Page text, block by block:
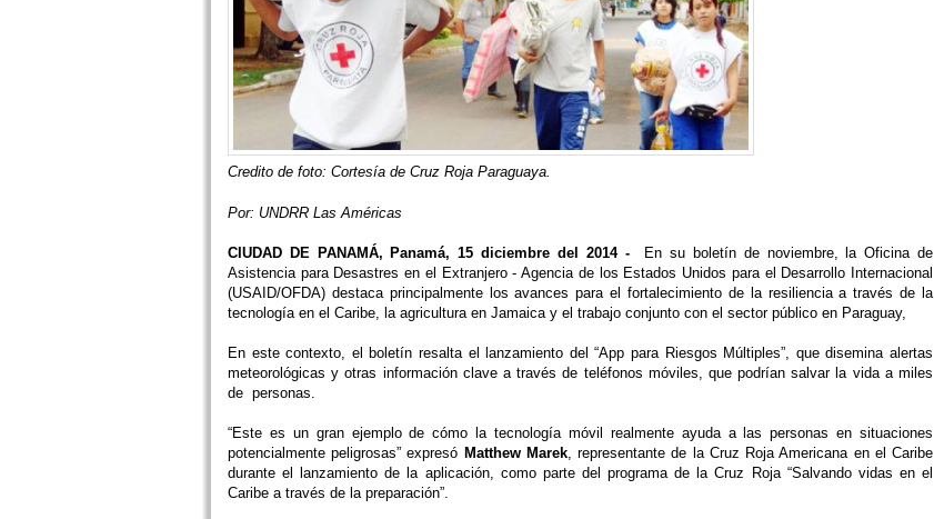
Credito de foto: Cortesía de Cruz Roja Paraguaya.
Por: UNDRR Las Américas
CIUDAD DE PANAMÁ, Panamá, 15 diciembre del 2014 -
En su boletín de noviembre, la Oficina de
Asistencia para Desastres en el Extranjero - Agencia de los Estados Unidos para el Desarrollo Internacional
(USAID/OFDA) destaca principalmente los avances para el fortalecimiento de la resiliencia a través de la
tecnología en el Caribe, la agricultura en Jamaica y el trabajo conjunto con el sector público en Paraguay,
En este contexto, el boletín resalta el lanzamiento del “App para Riesgos Múltiples”, que disemina alertas
meteorológicas y otras información clave a través de teléfonos móviles, que podrían salvar la vida a miles
de personas.
“Este es un gran ejemplo de cómo la tecnología móvil realmente ayuda a las personas en situaciones
potencialmente peligrosas” expresó Matthew Marek, representante de la Cruz Roja Americana en el Caribe
durante el lanzamiento de la aplicación, como parte del programa de la Cruz Roja “Salvando vidas en el
Caribe a través de la preparación”.